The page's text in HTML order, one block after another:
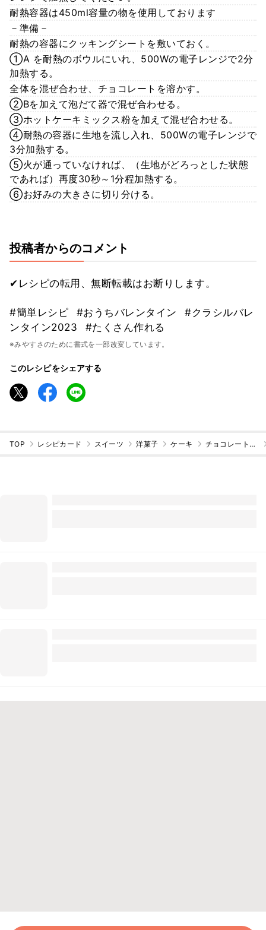
耐熱容器は450ml容量の物を使用しております
－準備－
耐熱の容器にクッキングシートを敷いておく。
①A を耐熱のボウルにいれ、500Wの電子レンジで2分
加熱する。
全体を混ぜ合わせ、チョコレートを溶かす。
②Bを加えて泡だて器で混ぜ合わせる。
③ホットケーキミックス粉を加えて混ぜ合わせる。
④耐熱の容器に生地を流し入れ、500Wの電子レンジで
3分加熱する。
⑤火が通っていなければ、（生地がどろっとした状態
であれば）再度30秒～1分程加熱する。
⑥お好みの大きさに切り分ける。
投稿者からのコメント
✔レシピの転用、無断転載はお断りします。
#簡単レシピ #おうちバレンタイン
#クラシルバレ
ンタイン2023
#たくさん作れる
※みやすさのために書式を一部改変しています。
このレシピをシェアする
TOP レシピカード スイーツ 洋菓子 ケーキ チョコレートケーキ